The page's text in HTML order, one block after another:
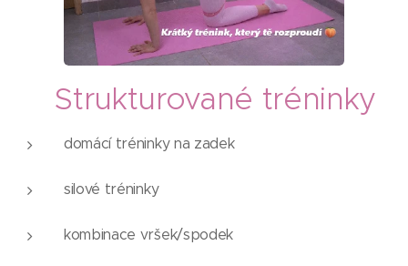
🔥 Strukturované tréninky
domácí tréninky na zadek
silové tréninky
kombinace vršek/spodek